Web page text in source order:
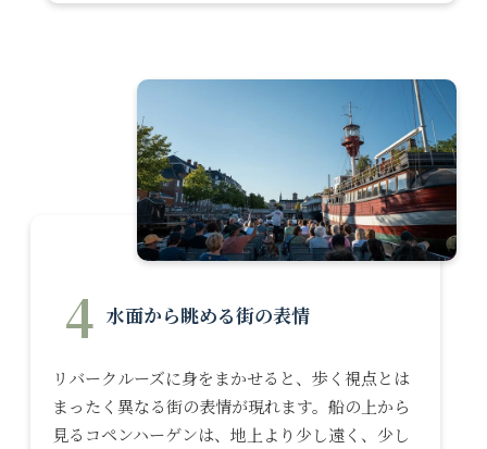
4 水面から眺める街の表情
リバークルーズに身をまかせると、歩く視点とは
まったく異なる街の表情が現れます。船の上から
見るコペンハーゲンは、地上より少し遠く、少し